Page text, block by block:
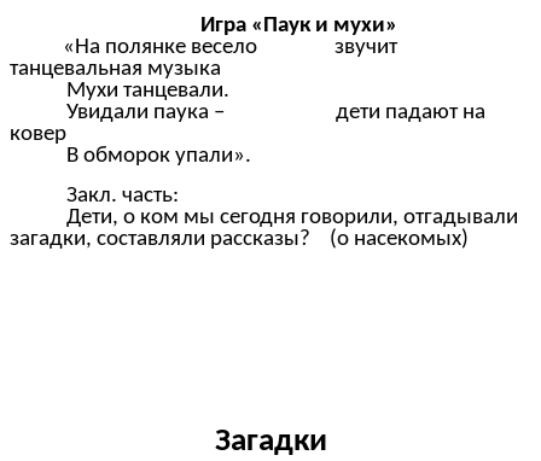
Игра «Паук и мухи»
«На полянке весело звучит
танцевальная музыка
Мухи танцевали.
Увидали паука – дети падают на
ковер
В обморок упали».
Закл. часть:
Дети, о ком мы сегодня говорили, отгадывали
загадки, составляли рассказы? (о насекомых)
Загадки